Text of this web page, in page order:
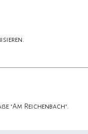
"Am Reichenbach".